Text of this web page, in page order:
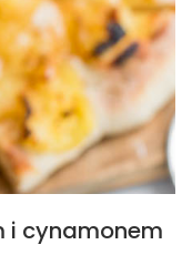
i cynamonem